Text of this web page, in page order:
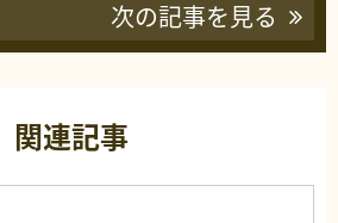
次の記事を見る
関連記事